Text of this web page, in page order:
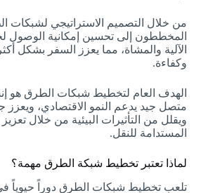
من خلال التصميم الاستراتيجي لشبكات
المخططون إلى تحسين إمكانية الوصول
الآلية والمشاة، مما يعزز السفر بشكل
وكفاءة.
الهدف العام لتخطيط شبكات الطرق هو
متصل جيد يدعم النمو الاقتصادي، ويعزز
ويقلل من التأثيرات البيئية من خلال
المستدامة للنقل.
لماذا تعتبر تخطيط شبكة الطرق مهمة؟
تلعب تخطيط شبكات الطرق دوراً حيوياً في